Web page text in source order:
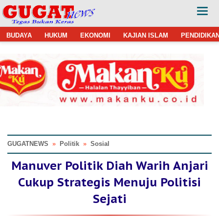
BUDAYA HUKUM EKONOMI KAJIAN ISLAM
GUGATNEWS » Politik » Sosial
Manuver Politik Diah Warih Anjari
Cukup Strategis Menuju Politisi
Sejati